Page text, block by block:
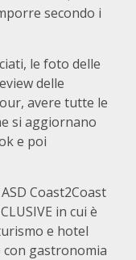
secondo i
le foto delle
delle
avere tutte le
si aggiornano
e poi
Coast2Coast
in cui è
e hotel
con gastronomia